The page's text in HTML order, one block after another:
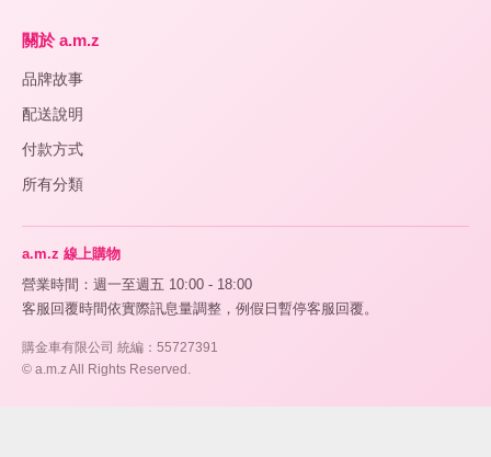
關於 a.m.z
品牌故事
配送說明
付款方式
所有分類
a.m.z 線上購物
營業時間：週一至週五 10:00 - 18:00
客服回覆時間依實際訊息量調整，例假日暫停客服回覆。
購金車有限公司 統編：55727391
© a.m.z All Rights Reserved.